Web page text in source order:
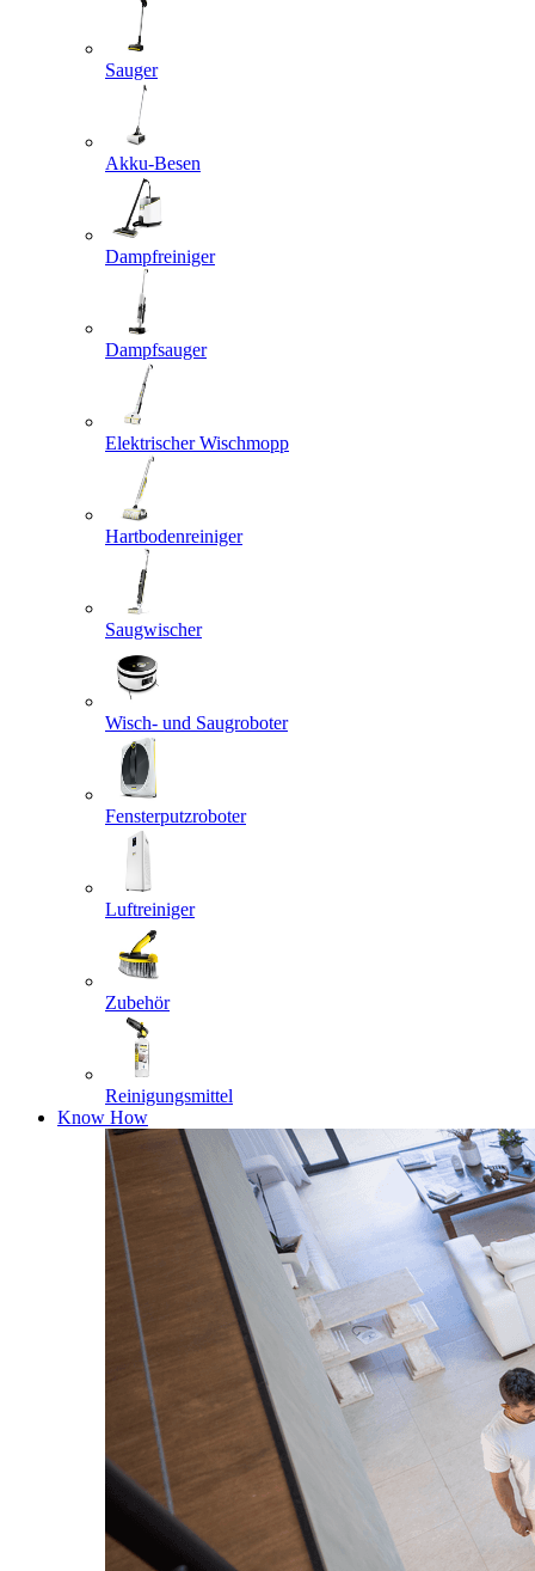
Sauger
Akku-Besen
Dampfreiniger
Dampfsauger
Elektrischer Wischmopp
Hartbodenreiniger
Saugwischer
Wisch- und Saugroboter
Fensterputzroboter
Luftreiniger
Zubehör
Reinigungsmittel
Know How